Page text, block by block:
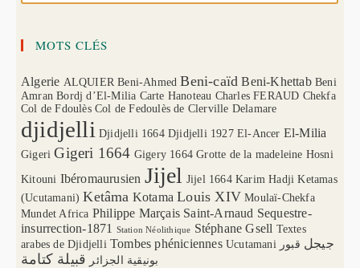
MOTS CLÉS
Algerie ALQUIER Beni-Ahmed Beni-caïd Beni-Khettab Beni
Amran Bordj d’El-Milia Carte Hanoteau Charles FERAUD Chekfa
Col de Fdoulès Col de Fedoulès de Clerville Delamare
djidjelli Djidjelli 1664 Djidjelli 1927 El-Ancer El-Milia
Gigeri Gigeri 1664 Gigery 1664 Grotte de la madeleine Hosni
Kitouni Ibéromaurusien Jijel Jijel 1664 Karim Hadji Ketamas
(Ucutamani) Ketâma Kotama Louis XIV Moulaï-Chekfa
Mundet Africa Philippe Marçais Saint-Arnaud Sequestre-
insurrection-1871
Station Néolithique Stéphane Gsell Textes
arabes de Djidjelli Tombes phéniciennes Ucutamani جيجل قبور
بونيقية الجزائر قبيلة كتامة